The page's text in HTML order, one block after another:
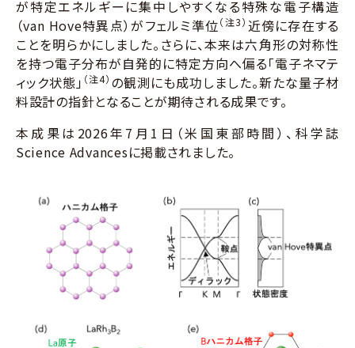
が特定エネルギーに集中しやすくなる特殊な電子構造
（van Hove特異点）がフェルミ準位（注3） 近傍に存在する
ことを明らかにしました。さらに、本来は六角形の対称性
を持つ電子分布が自発的に特定方向へ偏る「電子ネマテ
ィック状態」 （注4） の観測にも成功しました。新たな量子材
料設計の指針となることが期待される成果です。
本成果は2026年7月1日（米国東部時間）、科学誌
Science Advancesに掲載されました。